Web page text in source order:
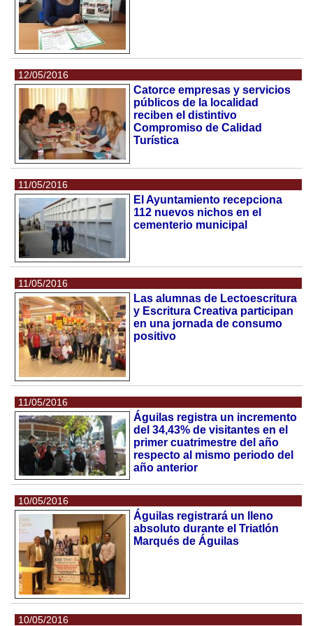
12/05/2016
Catorce empresas y servicios
públicos de la localidad
reciben el distintivo
Compromiso de Calidad
Turística
11/05/2016
El Ayuntamiento recepciona
112 nuevos nichos en el
cementerio municipal
11/05/2016
Las alumnas de Lectoescritura
y Escritura Creativa participan
en una jornada de consumo
positivo
11/05/2016
Águilas registra un incremento
del 34,43% de visitantes en el
primer cuatrimestre del año
respecto al mismo periodo del
año anterior
10/05/2016
Águilas registrará un lleno
absoluto durante el Triatlón
Marqués de Águilas
10/05/2016